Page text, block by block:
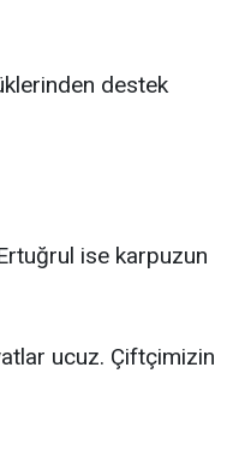
destek
ise karpuzun
ucuz. Çiftçimizin